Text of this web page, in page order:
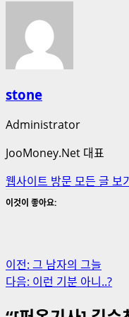
stone
Administrator
JooMoney.Net 대표
웹사이트 방문 모든 글 보
이것이 좋아요:
게
시
이전: 그 남자의 그늘
다음: 이런 기분 아니..?